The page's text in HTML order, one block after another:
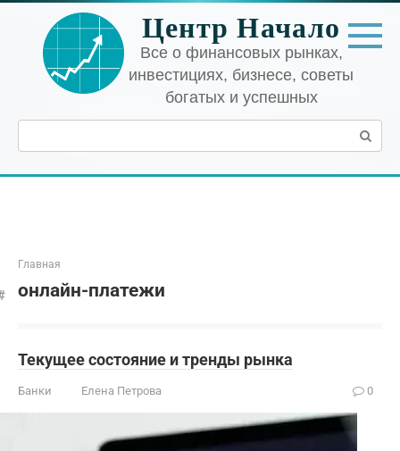
Перейти
контенту
Центр Начало
Все о финансовых рынках,
инвестициях, бизнесе, советы
богатых и успешных
Поиск:
Главная
онлайн-платежи
Текущее состояние и тренды рынка
Банки Елена Петрова 0